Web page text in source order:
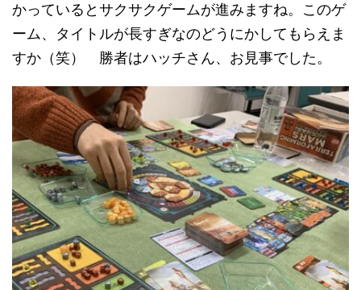
かっているとサクサクゲームが進みますね。このゲ
ーム、タイトルが長すぎなのどうにかしてもらえま
すか（笑） 勝者はハッチさん、お見事でした。